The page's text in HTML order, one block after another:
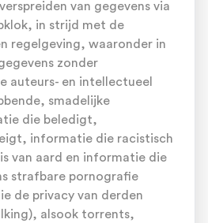
van gegevens via
in strijd met de
regelgeving, waaronder in
zonder
auteurs- en intellectueel
smadelijke
die beledigt,
informatie die racistisch
van aard en informatie die
strafbare pornografie
de privacy van derden
alsook torrents,